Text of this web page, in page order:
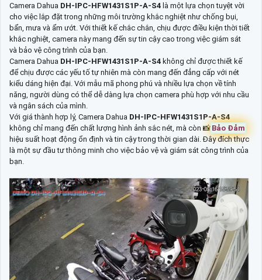
Camera Dahua DH-IPC-HFW1431S1P-A-S4 là một lựa chọn tuyệt vời
cho việc lắp đặt trong những môi trường khắc nghiệt như chống bụi,
bẩn, mưa và ẩm ướt. Với thiết kế chắc chắn, chịu được điều kiện thời tiết
khắc nghiệt, camera này mang đến sự tin cậy cao trong việc giám sát
và bảo vệ công trình của bạn.
Camera Dahua DH-IPC-HFW1431S1P-A-S4 không chỉ được thiết kế
để chịu được các yếu tố tự nhiên mà còn mang đến đẳng cấp với nét
kiểu dáng hiện đại. Với mẫu mã phong phú và nhiều lựa chọn về tính
năng, người dùng có thể dễ dàng lựa chọn camera phù hợp với nhu cầu
và ngân sách của mình.
Với giá thành hợp lý, Camera Dahua DH-IPC-HFW1431S1P-A-S4
không chỉ mang đến chất lượng hình ảnh sắc nét, mà còn 📸 Bảo Đảm
hiệu suất hoạt động ổn định và tin cậy trong thời gian dài. Đây đích thực
là một sự đầu tư thông minh cho việc bảo vệ và giám sát công trình của
bạn.